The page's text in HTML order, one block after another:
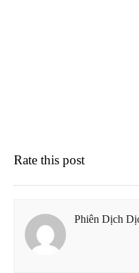
Rate this post
Phiên Dịch